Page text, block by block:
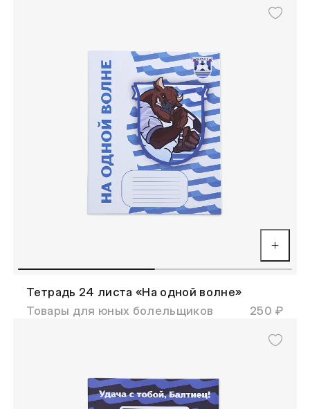
Тетрадь 24 листа «На одной волне»
Товары для юных болельщиков
250 ₽